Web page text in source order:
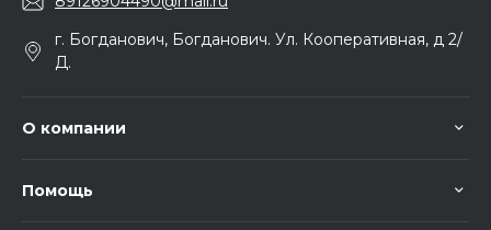
г. Богданович, Богданович. Ул. Кооперативная, д 2/
Д.
О компании
Помощь